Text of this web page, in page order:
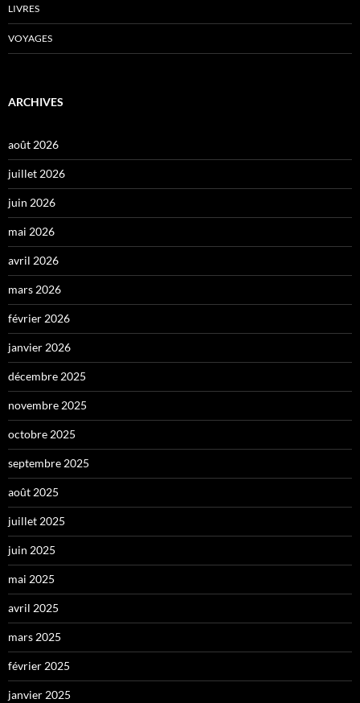
LIVRES
VOYAGES
ARCHIVES
août 2026
juillet 2026
juin 2026
mai 2026
avril 2026
mars 2026
février 2026
janvier 2026
décembre 2025
novembre 2025
octobre 2025
septembre 2025
août 2025
juillet 2025
juin 2025
mai 2025
avril 2025
mars 2025
février 2025
janvier 2025